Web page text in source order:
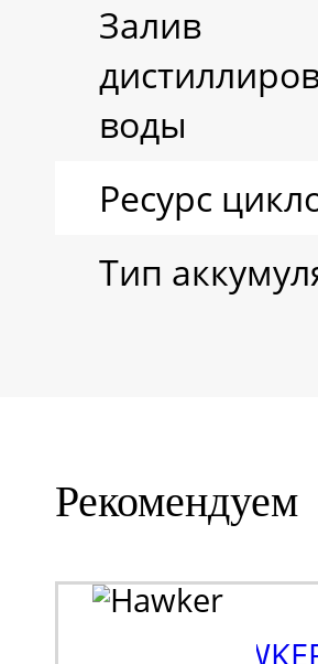
Залив
воды
Ресурс
Тип
Рекомендуем